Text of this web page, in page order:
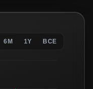
6M 1Y ВСЕ